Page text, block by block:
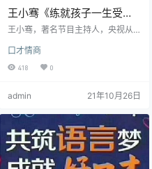
王小骞《练就孩子一生受用
的好口才》共51集 m4a音频
王小骞，著名节目主持人，央视从
的妈妈，一位非常擅长和小朋友对
话、按小朋友可以理解的方式“浅”入
的语言能力。 王小骞老师18岁以专
播学院（现中国传媒大学）播音
系；大学毕业时以第1名的综合成绩
被中央电视台选中，正式走进央
视，成为主持人。 她曾主持的《交
换空间》、《为您服务》…
口才情商
418 0
admin 21年10月26日